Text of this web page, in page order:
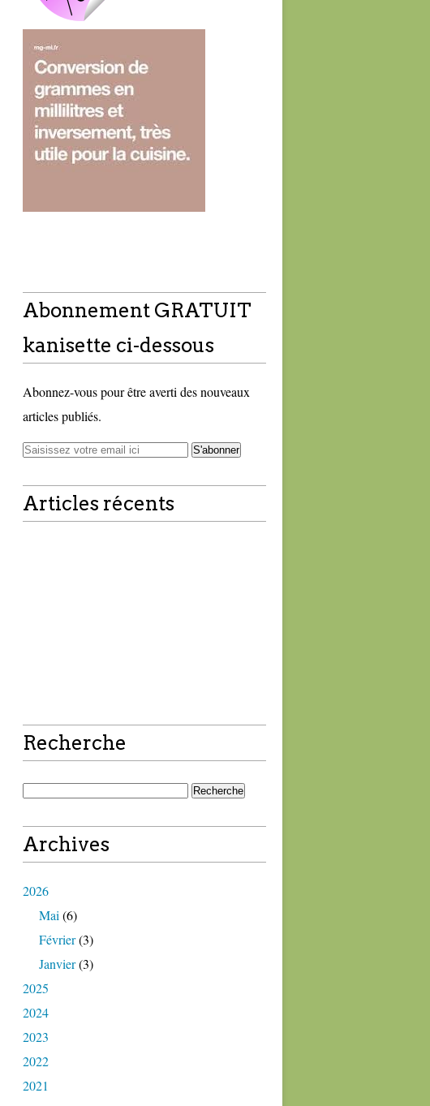
Abonnement GRATUIT
kanisette ci-dessous
Abonnez-vous pour être averti des nouveaux
articles publiés.
Articles récents
Recherche
Archives
2026
Mai (6)
Février(3)
Janvier(3)
2025
2024
2023
2022
2021